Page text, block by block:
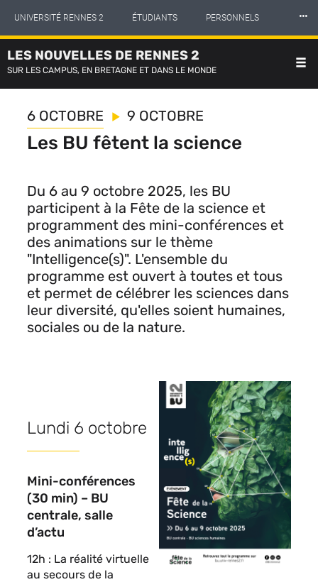
contenu
principal
UNIVERSITÉ RENNES 2 ÉTUDIANTS PERSONNELS
INTERNATIONAL PROFESSIONNELS
LES NOUVELLES DE RENNES 2
⸱⸱⸱
LES NOUVELLES DE RENNES 2
SUR LES CAMPUS, EN BRETAGNE ET DANS LE MONDE
6 OCTOBRE 9 OCTOBRE
Les BU fêtent la science
Du 6 au 9 octobre 2025, les BU
participent à la Fête de la science et
programment des mini-conférences et
des animations sur le thème
"Intelligence(s)". L'ensemble du
programme est ouvert à toutes et tous
et permet de célébrer les sciences dans
leur diversité, qu'elles soient humaines,
sociales ou de la nature.
forme
de
paragraphes
Lundi 6 octobre
Mini-conférences
(30 min) – BU
centrale, salle
d’actu
12h : La réalité virtuelle
au secours de la